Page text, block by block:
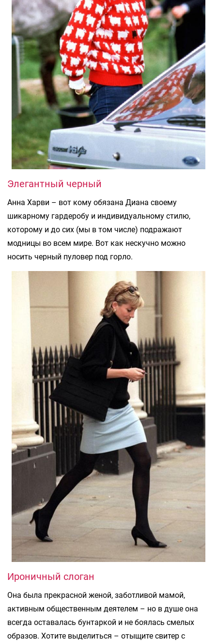
Элегантный черный
Анна Харви – вот кому обязана Диана своему
шикарному гардеробу и индивидуальному стилю,
которому и до сих (мы в том числе) подражают
модницы во всем мире. Вот как нескучно можно
носить черный пуловер под горло.
Ироничный слоган
Она была прекрасной женой, заботливой мамой,
активным общественным деятелем – но в душе она
всегда оставалась бунтаркой и не боялась смелых
образов. Хотите выделиться – отыщите свитер с